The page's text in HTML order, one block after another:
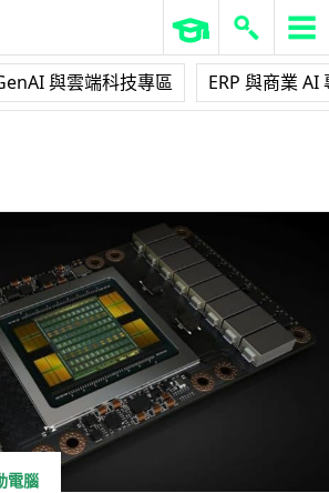
與雲端科技專區 ERP 與商業 AI
電腦